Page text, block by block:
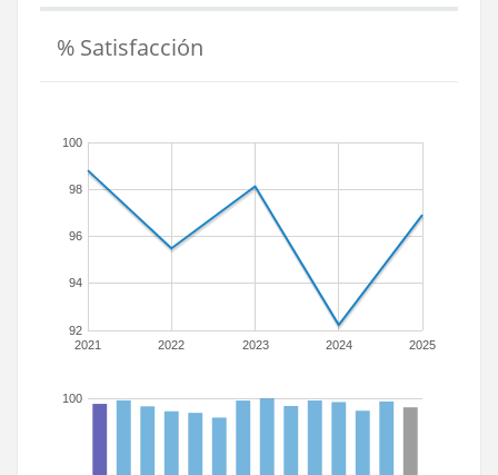
% Satisfacción
2021 2022 2023 2024 2025
92
94
96
98
100
100